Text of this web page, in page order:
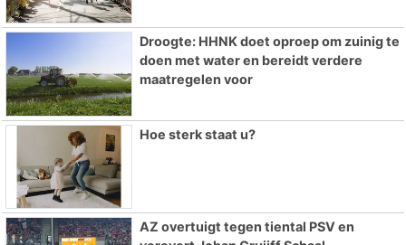
Droogte: HHNK doet oproep om zuinig te
doen met water en bereidt verdere
maatregelen voor
Hoe sterk staat u?
AZ overtuigt tegen tiental PSV en